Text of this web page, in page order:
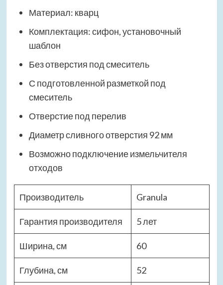
Материал: кварц
Комплектация: сифон, установочный
шаблон
Без отверстия под смеситель
С подготовленной разметкой под
смеситель
Отверстие под перелив
Диаметр сливного отверстия 92 мм
Возможно подключение измельчителя
отходов
Производитель Granula
Гарантия производителя 5 лет
Ширина, см 60
Глубина, см 52